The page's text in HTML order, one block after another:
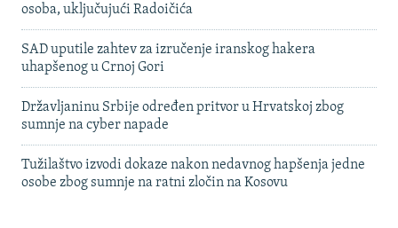
osoba, uključujući Radoičića
SAD uputile zahtev za izručenje iranskog hakera
uhapšenog u Crnoj Gori
Državljaninu Srbije određen pritvor u Hrvatskoj zbog
sumnje na cyber napade
Tužilaštvo izvodi dokaze nakon nedavnog hapšenja jedne
osobe zbog sumnje na ratni zločin na Kosovu